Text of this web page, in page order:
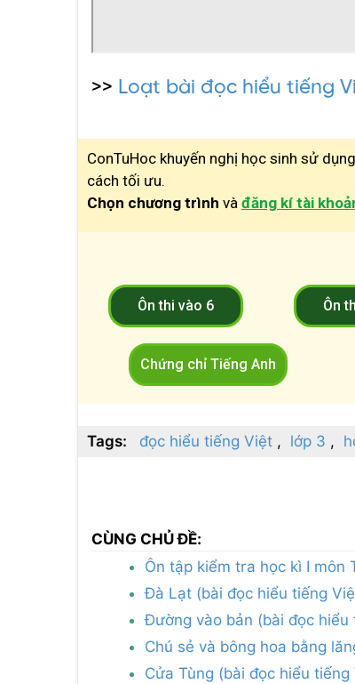
>> Loạt bài đọc hiểu tiếng
ConTuHoc khuyến nghị học sinh sử dụng
cách tối ưu.
Chọn chương trình và đăng kí tài
Ôn thi vào 6 Ôn
Chứng chỉ Tiếng Anh
Tags: đọc hiểu tiếng Việt lớp 3
CÙNG CHỦ ĐỀ:
Ôn tập kiểm tra học kì I môn
Đà Lạt (bài đọc hiểu tiếng
Đường vào bản (bài đọc
Chú sẻ và bông hoa bằng
Cửa Tùng (bài đọc hiểu